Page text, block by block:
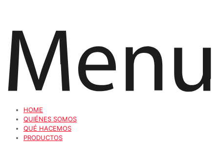
HOME
QUIÉNES SOMOS
QUÉ HACEMOS
PRODUCTOS